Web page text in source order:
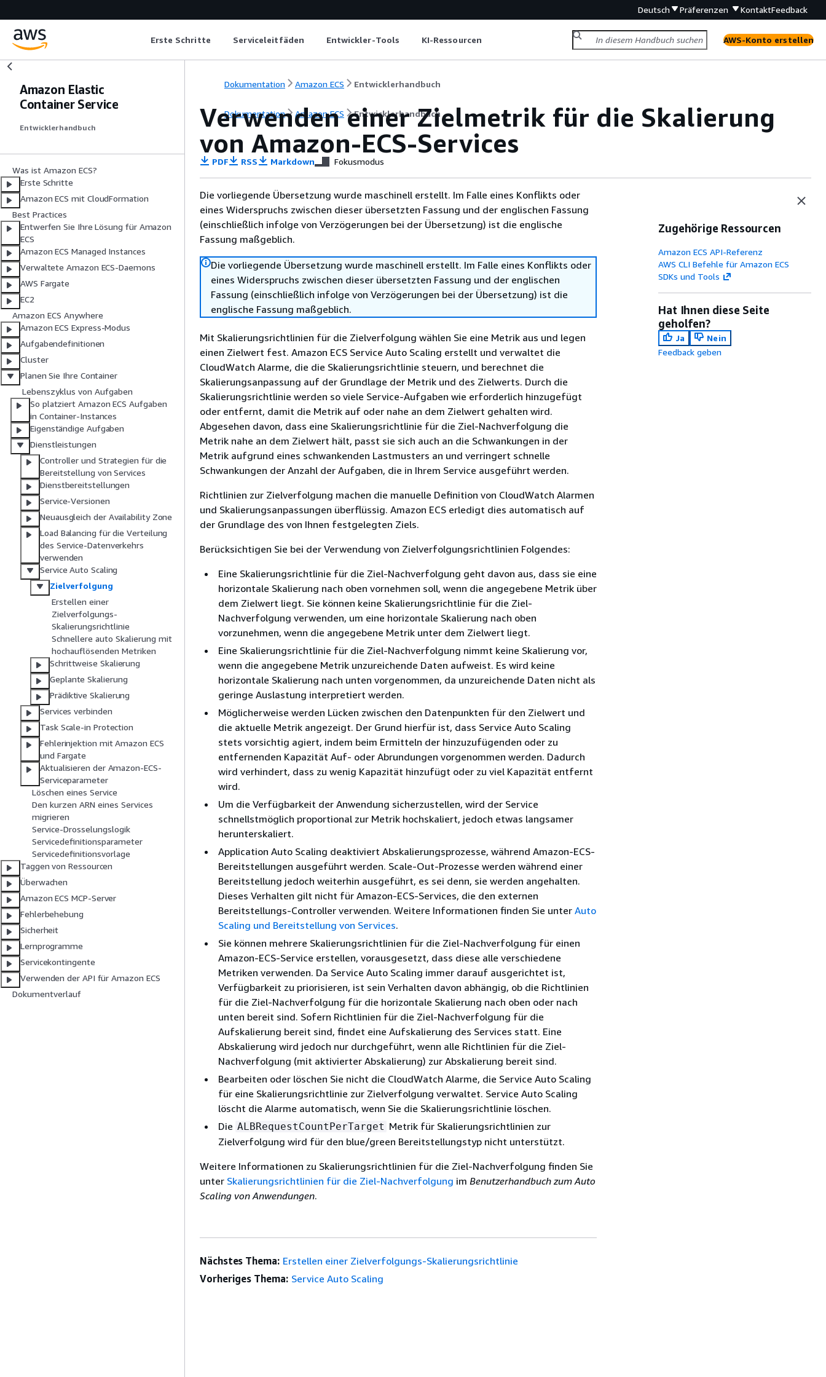
Deutsch Präferenzen KontaktFeedback
Erste Schritte Serviceleitfäden Entwickler-Tools KI-Ressourcen AWS-Konto erstellen
Amazon Elastic
Container Service
Entwicklerhandbuch
Was ist Amazon ECS?
Erste Schritte
Amazon ECS mit CloudFormation
Best Practices
Entwerfen Sie Ihre Lösung für Amazon
ECS
Amazon ECS Managed Instances
Verwaltete Amazon ECS-Daemons
AWS Fargate
EC2
Amazon ECS Anywhere
Amazon ECS Express-Modus
Aufgabendefinitionen
Cluster
Planen Sie Ihre Container
Lebenszyklus von Aufgaben
So platziert Amazon ECS Aufgaben
in Container-Instances
Eigenständige Aufgaben
Dienstleistungen
Controller und Strategien für die
Bereitstellung von Services
Dienstbereitstellungen
Service-Versionen
Neuausgleich der Availability Zone
Load Balancing für die Verteilung
des Service-Datenverkehrs
verwenden
Service Auto Scaling
Zielverfolgung
Erstellen einer
Zielverfolgungs-
Skalierungsrichtlinie
Schnellere auto Skalierung mit
hochauflösenden Metriken
Schrittweise Skalierung
Geplante Skalierung
Prädiktive Skalierung
Services verbinden
Task Scale-in Protection
Fehlerinjektion mit Amazon ECS
und Fargate
Aktualisieren der Amazon-ECS-
Serviceparameter
Löschen eines Service
Den kurzen ARN eines Services
migrieren
Service-Drosselungslogik
Servicedefinitionsparameter
Servicedefinitionsvorlage
Taggen von Ressourcen
Überwachen
Amazon ECS MCP-Server
Fehlerbehebung
Sicherheit
Lernprogramme
Servicekontingente
Verwenden der API für Amazon ECS
Dokumentverlauf
Dokumentation Amazon ECS Entwicklerhandbuch
Dokumentation Amazon ECS Entwicklerhandbuch
Verwenden einer Zielmetrik für die Skalierung
von Amazon-ECS-Services
PDF RSS Markdown Fokusmodus
Die vorliegende Übersetzung wurde maschinell erstellt. Im Falle eines Konflikts oder
eines Widerspruchs zwischen dieser übersetzten Fassung und der englischen Fassung
(einschließlich infolge von Verzögerungen bei der Übersetzung) ist die englische
Fassung maßgeblich.
Die vorliegende Übersetzung wurde maschinell erstellt. Im Falle eines Konflikts oder
eines Widerspruchs zwischen dieser übersetzten Fassung und der englischen
Fassung (einschließlich infolge von Verzögerungen bei der Übersetzung) ist die
englische Fassung maßgeblich.
Mit Skalierungsrichtlinien für die Zielverfolgung wählen Sie eine Metrik aus und legen
einen Zielwert fest. Amazon ECS Service Auto Scaling erstellt und verwaltet die
CloudWatch Alarme, die die Skalierungsrichtlinie steuern, und berechnet die
Skalierungsanpassung auf der Grundlage der Metrik und des Zielwerts. Durch die
Skalierungsrichtlinie werden so viele Service-Aufgaben wie erforderlich hinzugefügt
oder entfernt, damit die Metrik auf oder nahe an dem Zielwert gehalten wird.
Abgesehen davon, dass eine Skalierungsrichtlinie für die Ziel-Nachverfolgung die
Metrik nahe an dem Zielwert hält, passt sie sich auch an die Schwankungen in der
Metrik aufgrund eines schwankenden Lastmusters an und verringert schnelle
Schwankungen der Anzahl der Aufgaben, die in Ihrem Service ausgeführt werden.
Richtlinien zur Zielverfolgung machen die manuelle Definition von CloudWatch Alarmen
und Skalierungsanpassungen überflüssig. Amazon ECS erledigt dies automatisch auf
der Grundlage des von Ihnen festgelegten Ziels.
Berücksichtigen Sie bei der Verwendung von Zielverfolgungsrichtlinien Folgendes:
Eine Skalierungsrichtlinie für die Ziel-Nachverfolgung geht davon aus, dass sie eine
horizontale Skalierung nach oben vornehmen soll, wenn die angegebene Metrik über
dem Zielwert liegt. Sie können keine Skalierungsrichtlinie für die Ziel-
Nachverfolgung verwenden, um eine horizontale Skalierung nach oben
vorzunehmen, wenn die angegebene Metrik unter dem Zielwert liegt.
Eine Skalierungsrichtlinie für die Ziel-Nachverfolgung nimmt keine Skalierung vor,
wenn die angegebene Metrik unzureichende Daten aufweist. Es wird keine
horizontale Skalierung nach unten vorgenommen, da unzureichende Daten nicht als
geringe Auslastung interpretiert werden.
Möglicherweise werden Lücken zwischen den Datenpunkten für den Zielwert und
die aktuelle Metrik angezeigt. Der Grund hierfür ist, dass Service Auto Scaling
stets vorsichtig agiert, indem beim Ermitteln der hinzuzufügenden oder zu
entfernenden Kapazität Auf- oder Abrundungen vorgenommen werden. Dadurch
wird verhindert, dass zu wenig Kapazität hinzufügt oder zu viel Kapazität entfernt
wird.
Um die Verfügbarkeit der Anwendung sicherzustellen, wird der Service
schnellstmöglich proportional zur Metrik hochskaliert, jedoch etwas langsamer
herunterskaliert.
Application Auto Scaling deaktiviert Abskalierungsprozesse, während Amazon-ECS-
Bereitstellungen ausgeführt werden. Scale-Out-Prozesse werden während einer
Bereitstellung jedoch weiterhin ausgeführt, es sei denn, sie werden angehalten.
Dieses Verhalten gilt nicht für Amazon-ECS-Services, die den externen
Bereitstellungs-Controller verwenden. Weitere Informationen finden Sie unter Auto
Scaling und Bereitstellung von Services.
Sie können mehrere Skalierungsrichtlinien für die Ziel-Nachverfolgung für einen
Amazon-ECS-Service erstellen, vorausgesetzt, dass diese alle verschiedene
Metriken verwenden. Da Service Auto Scaling immer darauf ausgerichtet ist,
Verfügbarkeit zu priorisieren, ist sein Verhalten davon abhängig, ob die Richtlinien
für die Ziel-Nachverfolgung für die horizontale Skalierung nach oben oder nach
unten bereit sind. Sofern Richtlinien für die Ziel-Nachverfolgung für die
Aufskalierung bereit sind, findet eine Aufskalierung des Services statt. Eine
Abskalierung wird jedoch nur durchgeführt, wenn alle Richtlinien für die Ziel-
Nachverfolgung (mit aktivierter Abskalierung) zur Abskalierung bereit sind.
Bearbeiten oder löschen Sie nicht die CloudWatch Alarme, die Service Auto Scaling
für eine Skalierungsrichtlinie zur Zielverfolgung verwaltet. Service Auto Scaling
löscht die Alarme automatisch, wenn Sie die Skalierungsrichtlinie löschen.
Die ALBRequestCountPerTarget Metrik für Skalierungsrichtlinien zur
Zielverfolgung wird für den blue/green Bereitstellungstyp nicht unterstützt.
Weitere Informationen zu Skalierungsrichtlinien für die Ziel-Nachverfolgung finden Sie
unter Skalierungsrichtlinien für die Ziel-Nachverfolgung im Benutzerhandbuch zum Auto
Scaling von Anwendungen.
Zugehörige Ressourcen
Amazon ECS API-Referenz
AWS CLI Befehle für Amazon ECS
SDKs und Tools
Hat Ihnen diese Seite
geholfen?
Ja
Nein
Feedback geben
Nächstes Thema: Erstellen einer Zielverfolgungs-Skalierungsrichtlinie
Vorheriges Thema: Service Auto Scaling